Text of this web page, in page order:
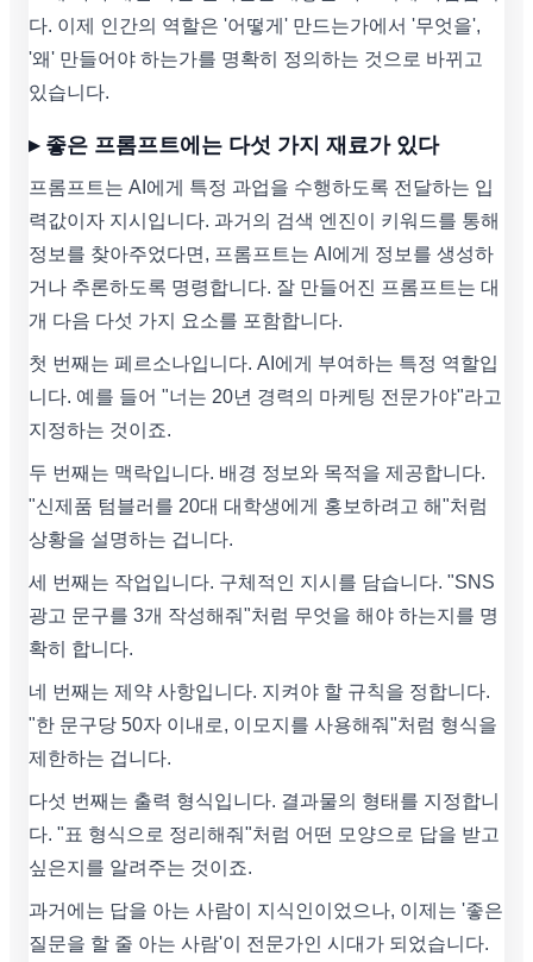
다. 이제 인간의 역할은 '어떻게' 만드는가에서 '무엇을',
'왜' 만들어야 하는가를 명확히 정의하는 것으로 바뀌고
있습니다.
▸ 좋은 프롬프트에는 다섯 가지 재료가 있다
프롬프트는 AI에게 특정 과업을 수행하도록 전달하는 입
력값이자 지시입니다. 과거의 검색 엔진이 키워드를 통해
정보를 찾아주었다면, 프롬프트는 AI에게 정보를 생성하
거나 추론하도록 명령합니다. 잘 만들어진 프롬프트는 대
개 다음 다섯 가지 요소를 포함합니다.
첫 번째는 페르소나입니다. AI에게 부여하는 특정 역할입
니다. 예를 들어 "너는 20년 경력의 마케팅 전문가야"라고
지정하는 것이죠.
두 번째는 맥락입니다. 배경 정보와 목적을 제공합니다.
"신제품 텀블러를 20대 대학생에게 홍보하려고 해"처럼
상황을 설명하는 겁니다.
세 번째는 작업입니다. 구체적인 지시를 담습니다. "SNS
광고 문구를 3개 작성해줘"처럼 무엇을 해야 하는지를 명
확히 합니다.
네 번째는 제약 사항입니다. 지켜야 할 규칙을 정합니다.
"한 문구당 50자 이내로, 이모지를 사용해줘"처럼 형식을
제한하는 겁니다.
다섯 번째는 출력 형식입니다. 결과물의 형태를 지정합니
다. "표 형식으로 정리해줘"처럼 어떤 모양으로 답을 받고
싶은지를 알려주는 것이죠.
과거에는 답을 아는 사람이 지식인이었으나, 이제는 '좋은
질문을 할 줄 아는 사람'이 전문가인 시대가 되었습니다.